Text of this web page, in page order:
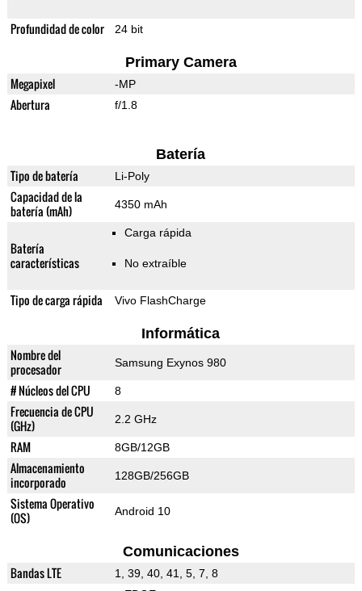
Profundidad de color 24 bit
Primary Camera
Megapixel -MP
Abertura f/1.8
Batería
Tipo de batería Li-Poly
Capacidad de la
batería (mAh)
4350 mAh
Batería
características
Carga rápida
No extraíble
Tipo de carga rápida Vivo FlashCharge
Informática
Nombre del
procesador
Samsung Exynos 980
# Núcleos del CPU 8
Frecuencia de CPU
(GHz)
2.2 GHz
RAM 8GB/12GB
Almacenamiento
incorporado
128GB/256GB
Sistema Operativo
(OS)
Android 10
Comunicaciones
Bandas LTE
1, 39, 40, 41, 5, 7, 8